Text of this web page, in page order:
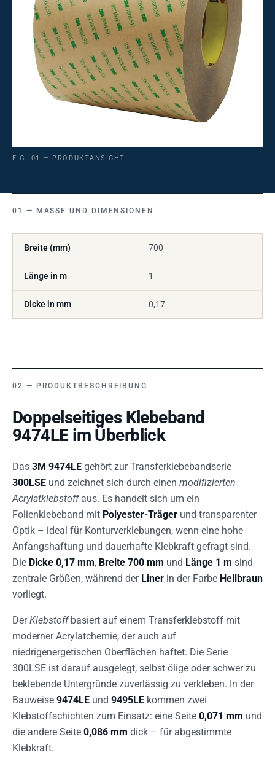
FIG. 01 — PRODUKTANSICHT
MASSE UND DIMENSIONEN
Breite (mm) 700
Länge in m 1
Dicke in mm 0,17
PRODUKTBESCHREIBUNG
Doppelseitiges Klebeband
9474LE im Überblick
Das 3M 9474LE gehört zur Transferklebebandserie
300LSE und zeichnet sich durch einen modifizierten
Acrylatklebstoffaus. Es handelt sich um ein
Folienklebeband mit Polyester-Träger und transparenter
Optik – ideal für Konturverklebungen, wenn eine hohe
Anfangshaftung und dauerhafte Klebkraft gefragt sind.
Die Dicke 0,17 mm, Breite 700 mm und Länge 1 m sind
zentrale Größen, während der Liner in der Farbe Hellbraun
vorliegt.
DerKlebstoffbasiert auf einem Transferklebstoff mit
moderner Acrylatchemie, der auch auf
niedrigenergetischen Oberflächen haftet. Die Serie
300LSE ist darauf ausgelegt, selbst ölige oder schwer zu
beklebende Untergründe zuverlässig zu verkleben. In der
Bauweise 9474LE und 9495LE kommen zwei
Klebstoffschichten zum Einsatz: eine Seite 0,071 mm und
die andere Seite 0,086 mm dick – für abgestimmte
Klebkraft.